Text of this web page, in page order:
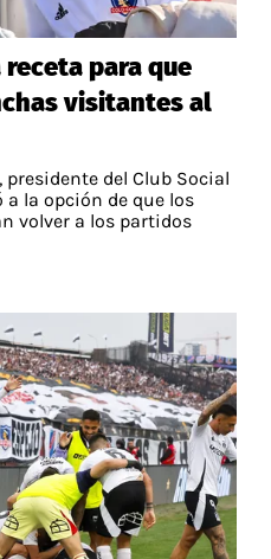
para que
visitantes al
presidente del Club Social
a la opción de que los
volver a los partidos